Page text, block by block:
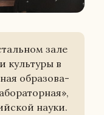
зале
куль­ту­ры в
об­ра­зо­ва­
науки.